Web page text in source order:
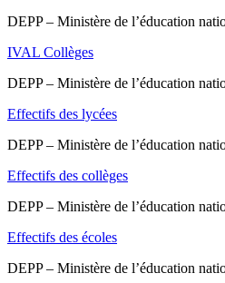
DEPP – Ministère de l’éducation
IVAL Collèges
DEPP – Ministère de l’éducation
Effectifs des lycées
DEPP – Ministère de l’éducation
Effectifs des collèges
DEPP – Ministère de l’éducation
Effectifs des écoles
DEPP – Ministère de l’éducation